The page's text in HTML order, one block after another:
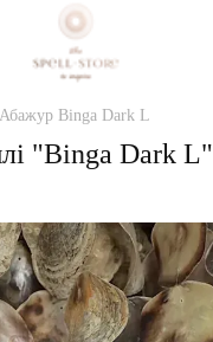
Абажур Binga Dark L
"Binga Dark L"